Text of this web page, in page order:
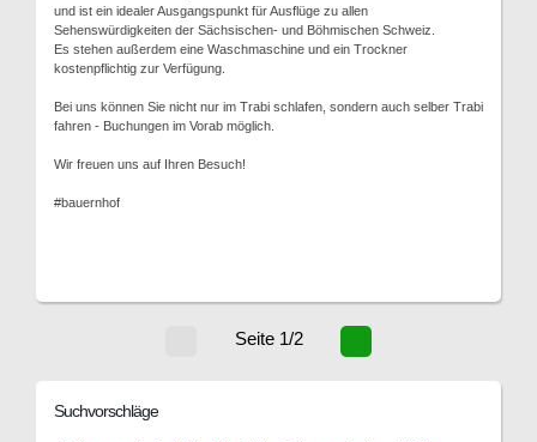
und ist ein idealer Ausgangspunkt für Ausflüge zu allen
Sehenswürdigkeiten der Sächsischen- und Böhmischen Schweiz.
Es stehen außerdem eine Waschmaschine und ein Trockner
kostenpflichtig zur Verfügung.
Bei uns können Sie nicht nur im Trabi schlafen, sondern auch selber Trabi
fahren - Buchungen im Vorab möglich.
Wir freuen uns auf Ihren Besuch!
#bauernhof
Seite 1/2
Suchvorschläge